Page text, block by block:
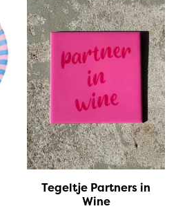
Tegeltje Partners in
Wine